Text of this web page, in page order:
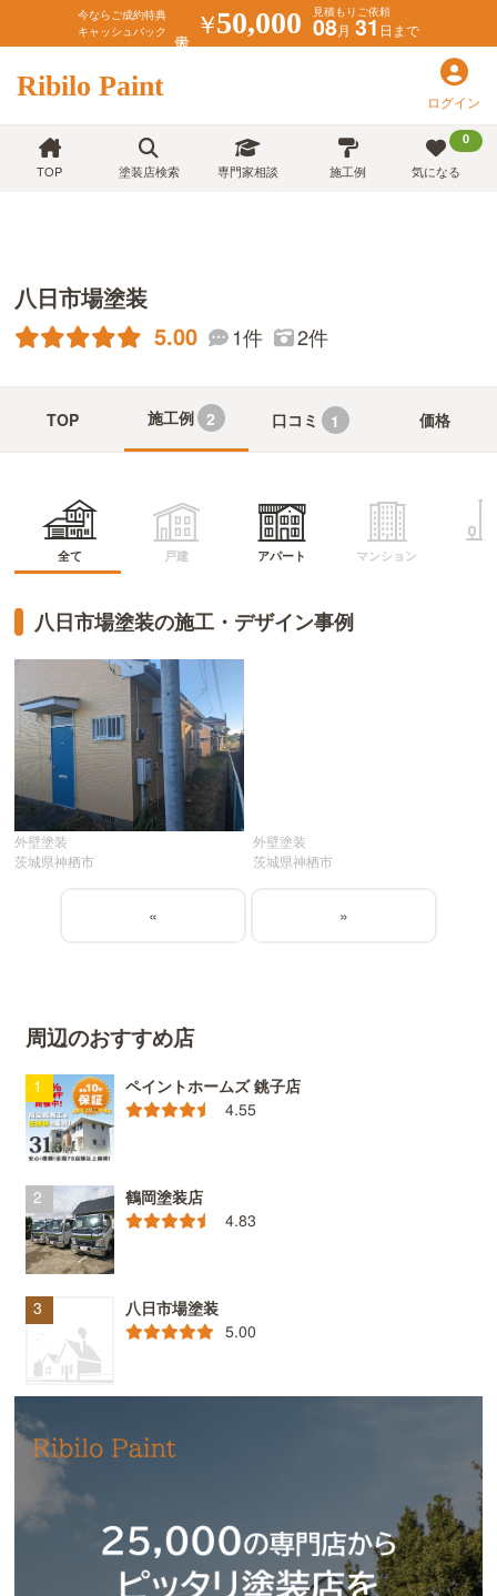
今ならご成約特典
キャッシュバック
￥50,000 見積もりご依頼
08月 31日まで
Ribilo Paint ログイン
TOP 塗装店検索 専門家相談 施工例
0
気になる
八日市場塗装
5.00 1件 2件
TOP 施工例 2 口コミ 1 価格
全て 戸建 アパート マンション
八日市場塗装の施工・デザイン事例
外壁塗装
茨城県神栖市
外壁塗装
茨城県神栖市
« »
周辺のおすすめ店
ペイントホームズ 銚子店
4.55
鶴岡塗装店
4.83
八日市場塗装
5.00